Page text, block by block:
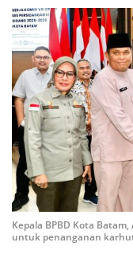
Kepala BPBD Kota
untuk penanganan